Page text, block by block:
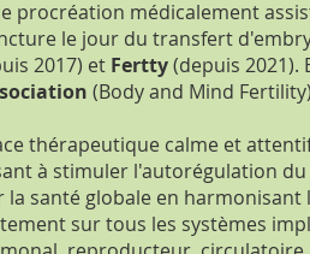
procréation médicalement
le jour du transfert
2017) et Fertty(depuis 2021).
(Body and Mind
thérapeutique calme et
à stimuler l'autorégulation
santé globale en
sur tous les systèmes